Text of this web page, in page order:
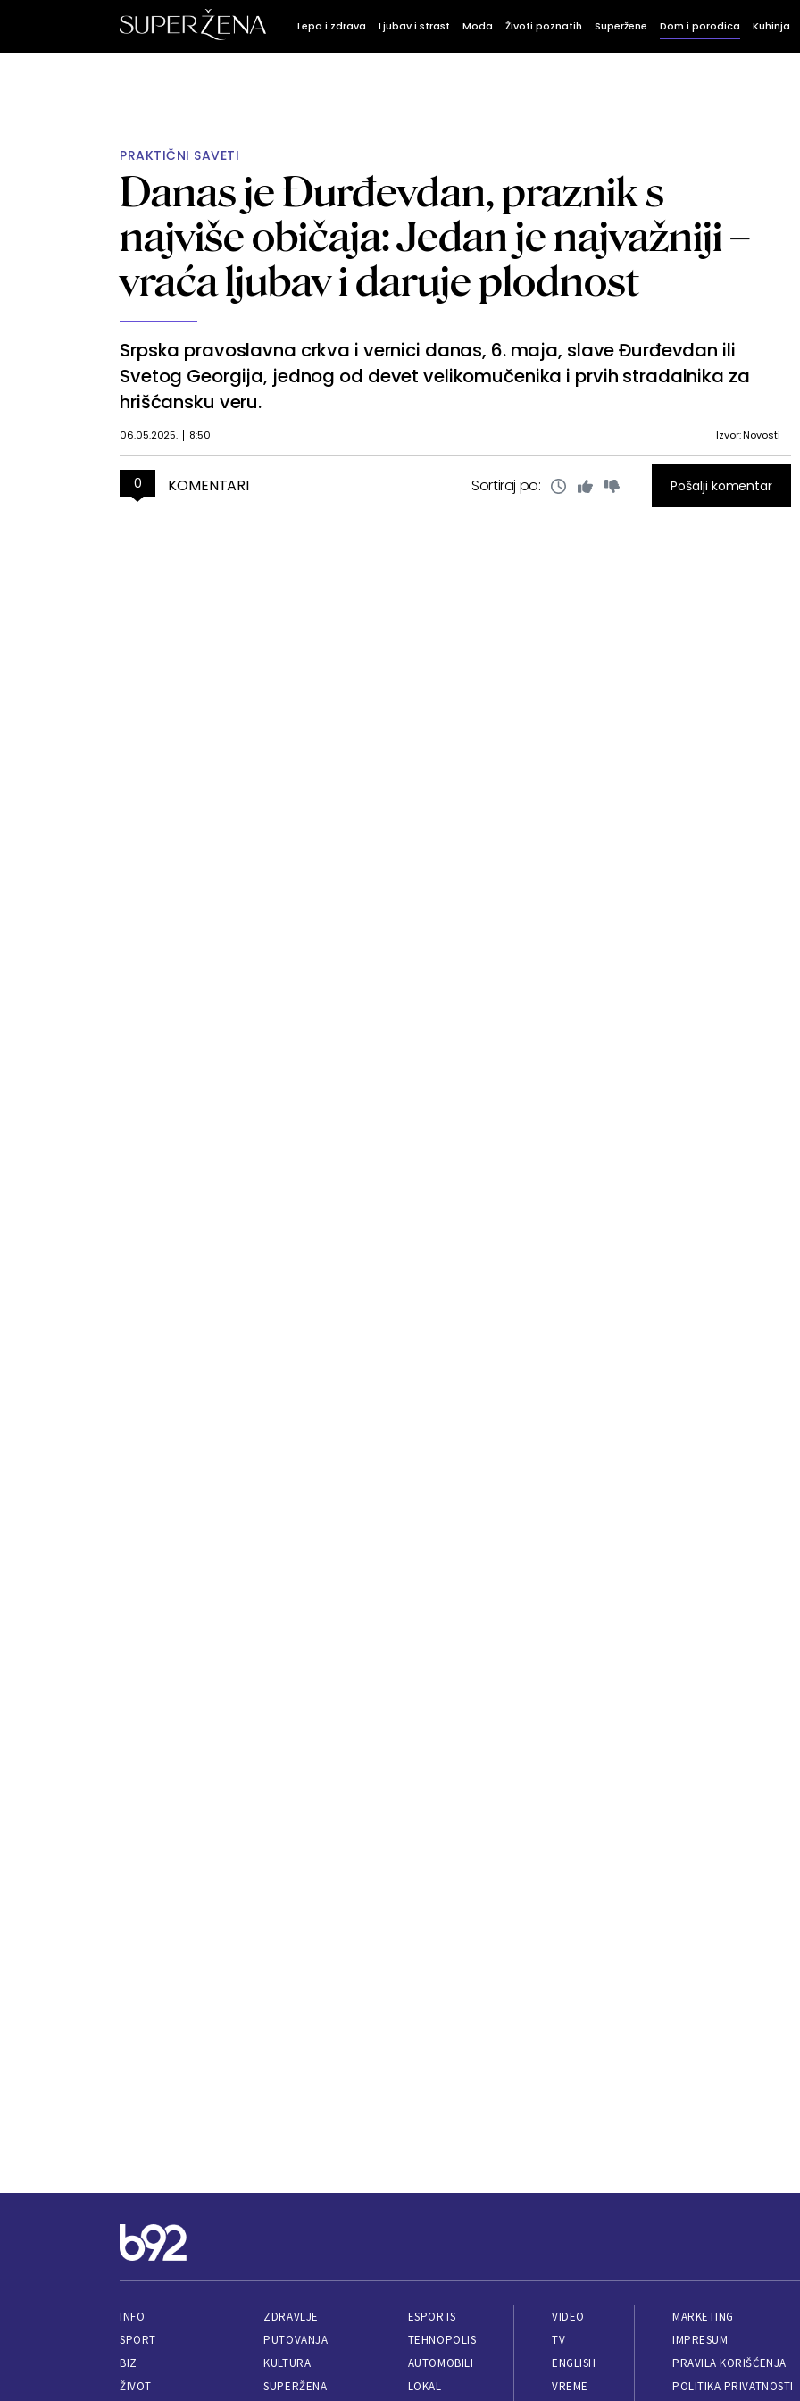
Lepa i zdrava Ljubav i strast Moda Životi poznatih Superžene Dom i porodica Kuhinja
PRAKTIČNI SAVETI
Danas je Đurđevdan, praznik s
najviše običaja: Jedan je najvažniji –
vraća ljubav i daruje plodnost
Srpska pravoslavna crkva i vernici danas, 6. maja, slave Đurđevdan ili
Svetog Georgija, jednog od devet velikomučenika i prvih stradalnika za
hrišćansku veru.
06.05.2025. 8:50 Izvor: Novosti
0 KOMENTARI Sortiraj po: Pošalji komentar
INFO
SPORT
BIZ
ŽIVOT
ZDRAVLJE
PUTOVANJA
KULTURA
SUPERŽENA
ESPORTS
TEHNOPOLIS
AUTOMOBILI
LOKAL
VIDEO
TV
ENGLISH
VREME
MARKETING
IMPRESUM
PRAVILA KORIŠĆENJA
POLITIKA PRIVATNOSTI